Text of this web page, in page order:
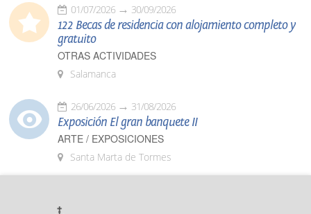
01/07/2026 30/09/2026
122 Becas de residencia con alojamiento completo y
gratuito
OTRAS ACTIVIDADES
Salamanca
26/06/2026 31/08/2026
Exposición El gran banquete II
ARTE / EXPOSICIONES
Santa Marta de Tormes